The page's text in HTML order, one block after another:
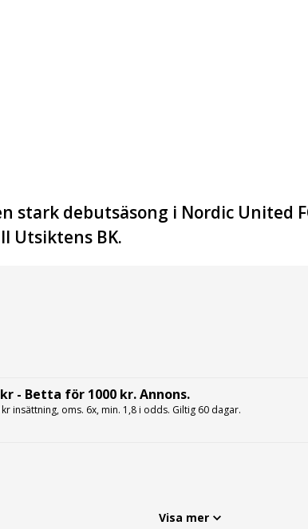
stark debutsäsong i Nordic United
Utsiktens BK.
- Betta för 1000 kr. Annons.
insättning, oms. 6x, min. 1,8 i odds. Giltig 60 dagar.
Visa mer